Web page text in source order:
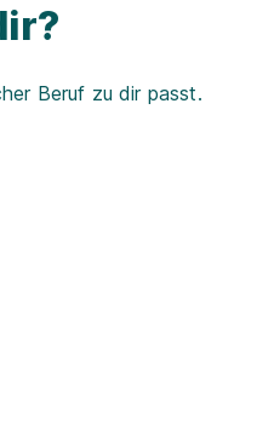
Beruf zu dir passt.